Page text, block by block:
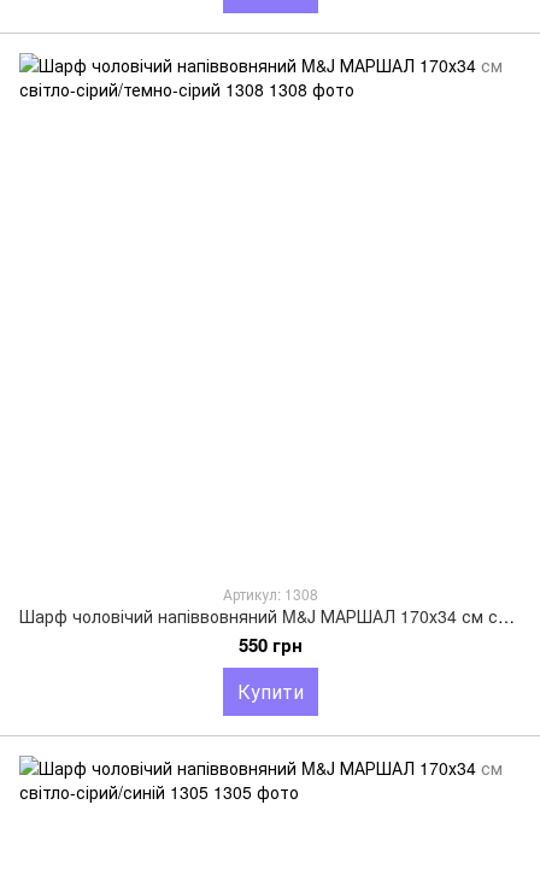
Артикул: 1308
Шарф чоловічий напіввовняний M&J МАРШАЛ 170х34 см світло-сірий/темно-сірий 1308
550 грн
Купити